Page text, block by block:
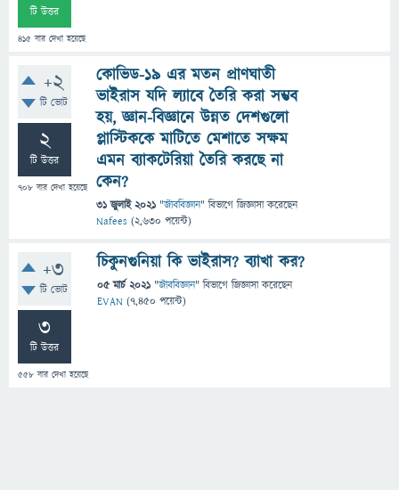
টি উত্তর
415 বার দেখা হয়েছে
+2
টি ভোট
2
টি উত্তর
708 বার দেখা হয়েছে
কোভিড-১৯ এর মতন প্রাণঘাতী
ভাইরাস যদি ল্যাবে তৈরি করা সম্ভব
হয়, জ্ঞান-বিজ্ঞানে উন্নত দেশগুলো
প্লাস্টিককে মাটিতে মেশাতে সক্ষম
এমন ব্যাকটেরিয়া তৈরি করছে না
কেন?
31 জুলাই 2021 "জীববিজ্ঞান" বিভাগে জিজ্ঞাসাকরেছেন
Nafees (2,630 পয়েন্ট)
+3
টি ভোট
3
টি উত্তর
558 বার দেখা হয়েছে
চিকুনগুনিয়া কি ভাইরাস? ব্যাখা কর?
05 মার্চ 2021 "জীববিজ্ঞান" বিভাগে জিজ্ঞাসাকরেছেন
EVAN (7,450 পয়েন্ট)